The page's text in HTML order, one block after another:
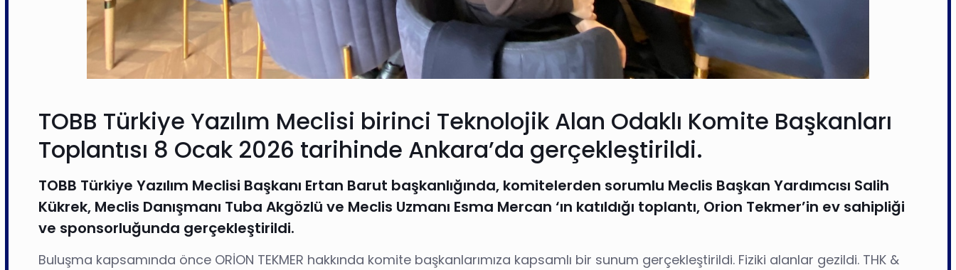
TOBB Türkiye Yazılım Meclisi birinci Teknolojik Alan Odaklı Komite Başkanları
Toplantısı 8 Ocak 2026 tarihinde Ankara’da gerçekleştirildi.
TOBB Türkiye Yazılım Meclisi Başkanı Ertan Barut başkanlığında, komitelerden sorumlu Meclis Başkan Yardımcısı Salih
Kükrek, Meclis Danışmanı Tuba Akgözlü ve Meclis Uzmanı Esma Mercan ‘ın katıldığı toplantı, Orion Tekmer’in ev sahipliği
ve sponsorluğunda gerçekleştirildi.
Buluşma kapsamında önce ORİON TEKMER hakkında komite başkanlarımıza kapsamlı bir sunum gerçekleştirildi. Fiziki alanlar gezildi. THK &